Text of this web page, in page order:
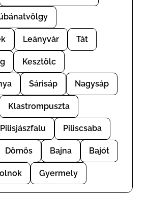
Leányvár Tát
Kesztölc
Sárisáp Nagysáp
Klastrompuszta
Pilisjászfalu Piliscsaba
Dömös Bajna Bajót
Gyermely